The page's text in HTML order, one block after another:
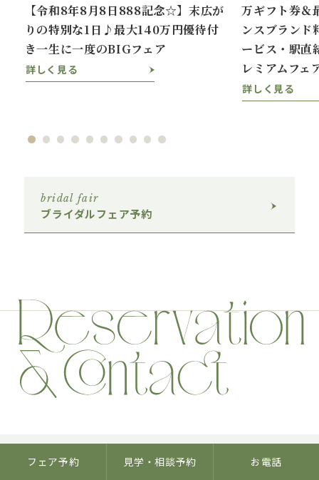
フェア予約 見学・相談予約 お電話
【令和8年8月8日888記念☆】末広が
りの特別な1日♪最大140万円優待付
き一生に一度のBIGフェア
詳しく見る
万ギフト券＆
ンスブランド
ービス・駅
レミアムフェ
詳しく見る
bridal fair
ブライダルフェア予約
bridal fair ブライダルフェア予約 view more